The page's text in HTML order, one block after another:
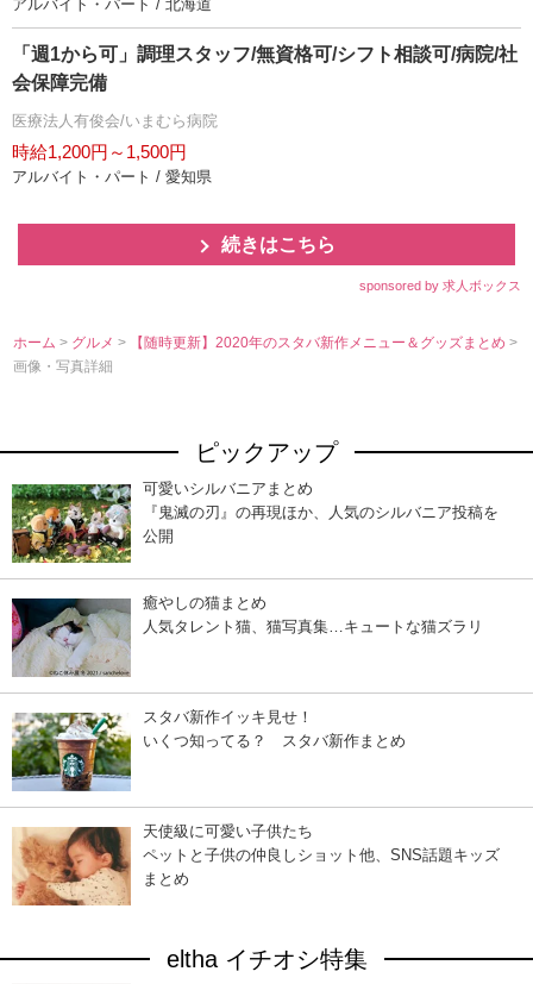
アルバイト・パート / 北海道
「週1から可」調理スタッフ/無資格可/シフト相談可/病院/社
会保障完備
医療法人有俊会/いまむら病院
時給1,200円～1,500円
アルバイト・パート / 愛知県
続きはこちら
sponsored by 求人ボックス
ホーム > グルメ> 【随時更新】2020年のスタバ新作メニュー＆グッズまとめ>
画像・写真詳細
ピックアップ
可愛いシルバニアまとめ
『鬼滅の刃』の再現ほか、人気のシルバニア投稿を
公開
癒やしの猫まとめ
人気タレント猫、猫写真集…キュートな猫ズラリ
スタバ新作イッキ見せ！
いくつ知ってる？ スタバ新作まとめ
天使級に可愛い子供たち
ペットと子供の仲良しショット他、SNS話題キッズ
まとめ
eltha イチオシ特集